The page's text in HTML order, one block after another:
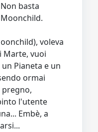
basta
voleva
Marte, vuoi
Pianeta e un
ormai
pregno,
l'utente
Embè, a